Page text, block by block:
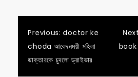
Post
navigation
Previous: doctor ke
choda আবেদনময়ী মহিলা
ডাক্তারকে চুদলো ড্রাইভার
book